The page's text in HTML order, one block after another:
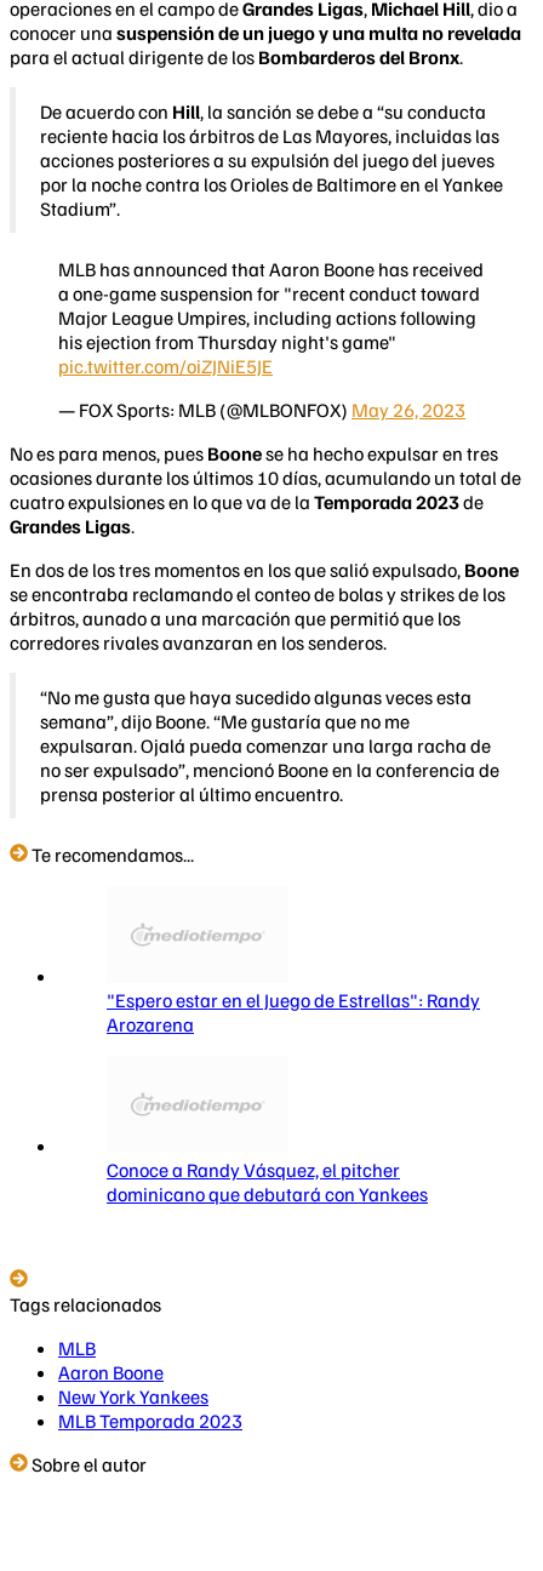
operaciones en el campo deGrandes Ligas, Michael Hill, dio a
conocer una suspensión de un juego y una multa no revelada
para el actual dirigente de los Bombarderos del Bronx.
De acuerdo con Hill, la sanción se debe a “su conducta
reciente hacia los árbitros de Las Mayores, incluidas las
acciones posteriores a su expulsión del juego del jueves
por la noche contra los Orioles de Baltimore en el Yankee
Stadium”.
MLB has announced that Aaron Boone has received
a one-game suspension for "recent conduct toward
Major League Umpires, including actions following
his ejection from Thursday night's game"
pic.twitter.com/oiZJNiE5JE
— FOX Sports: MLB (@MLBONFOX) May 26, 2023
No es para menos, pues Boonese ha hecho expulsar en tres
ocasiones durante los últimos 10 días, acumulando un total de
cuatro expulsiones en lo que va de la Temporada 2023de
Grandes Ligas.
En dos de los tres momentos en los que salió expulsado, Boone
se encontraba reclamando el conteo de bolas y strikes de los
árbitros, aunado a una marcación que permitió que los
corredores rivales avanzaran en los senderos.
“No me gusta que haya sucedido algunas veces esta
semana”, dijo Boone. “Me gustaría que no me
expulsaran. Ojalá pueda comenzar una larga racha de
no ser expulsado”, mencionó Boone en la conferencia de
prensa posterior al último encuentro.
Te recomendamos...
"Espero estar en el Juego de Estrellas": Randy
Arozarena
Conoce a Randy Vásquez, el pitcher
dominicano que debutará con Yankees
Tags relacionados
MLB
Aaron Boone
New York Yankees
MLB Temporada 2023
Sobre el autor